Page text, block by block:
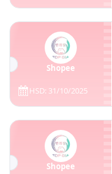
Shopee
HSD: 31/10/2025
Shopee